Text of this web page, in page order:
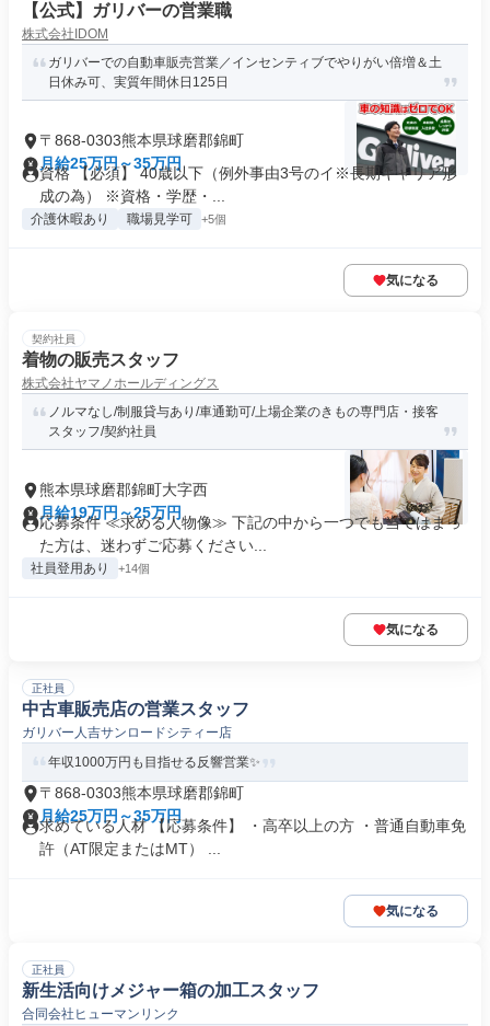
【公式】ガリバーの営業職
株式会社IDOM
ガリバーでの自動車販売営業／インセンティブでやりがい倍増＆土
日休み可、実質年間休日125日
〒868-0303熊本県球磨郡錦町
月給25万円～35万円
資格 【必須】 40歳以下（例外事由3号のイ※長期キャリア形
成の為） ※資格・学歴・...
介護休暇あり 職場見学可 +5個
気になる
契約社員
着物の販売スタッフ
株式会社ヤマノホールディングス
ノルマなし/制服貸与あり/車通勤可/上場企業のきもの専門店・接客
スタッフ/契約社員
熊本県球磨郡錦町大字西
月給19万円～25万円
応募条件 ≪求める人物像≫ 下記の中から一つでも当てはまっ
た方は、迷わずご応募ください...
社員登用あり +14個
気になる
正社員
中古車販売店の営業スタッフ
ガリバー人吉サンロードシティー店
年収1000万円も目指せる反響営業✨
〒868-0303熊本県球磨郡錦町
月給25万円～35万円
求めている人材 【応募条件】 ・高卒以上の方 ・普通自動車免
許（AT限定またはMT） ...
気になる
正社員
新生活向けメジャー箱の加工スタッフ
合同会社ヒューマンリンク